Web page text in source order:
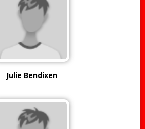
Julie Bendixen